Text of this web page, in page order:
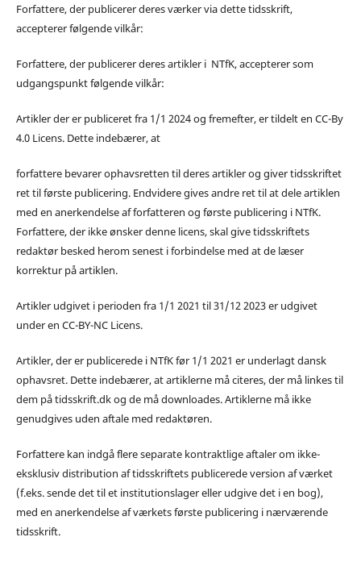
Forfattere, der publicerer deres værker via dette tidsskrift,
accepterer følgende vilkår:
Forfattere, der publicerer deres artikler i NTfK, accepterer som
udgangspunkt følgende vilkår:
Artikler der er publiceret fra 1/1 2024 og fremefter, er tildelt en CC-By
4.0 Licens. Dette indebærer, at
forfattere bevarer ophavsretten til deres artikler og giver tidsskriftet
ret til første publicering. Endvidere gives andre ret til at dele artiklen
med en anerkendelse af forfatteren og første publicering i NTfK.
Forfattere, der ikke ønsker denne licens, skal give tidsskriftets
redaktør besked herom senest i forbindelse med at de læser
korrektur på artiklen.
Artikler udgivet i perioden fra 1/1 2021 til 31/12 2023 er udgivet
under en CC-BY-NC Licens.
Artikler, der er publicerede i NTfK før 1/1 2021 er underlagt dansk
ophavsret. Dette indebærer, at artiklerne må citeres, der må linkes til
dem på tidsskrift.dk og de må downloades. Artiklerne må ikke
genudgives uden aftale med redaktøren.
Forfattere kan indgå flere separate kontraktlige aftaler om ikke-
eksklusiv distribution af tidsskriftets publicerede version af værket
(f.eks. sende det til et institutionslager eller udgive det i en bog),
med en anerkendelse af værkets første publicering i nærværende
tidsskrift.